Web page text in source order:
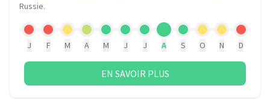
Russie.
J F M A M J J A S O N D
EN SAVOIR PLUS